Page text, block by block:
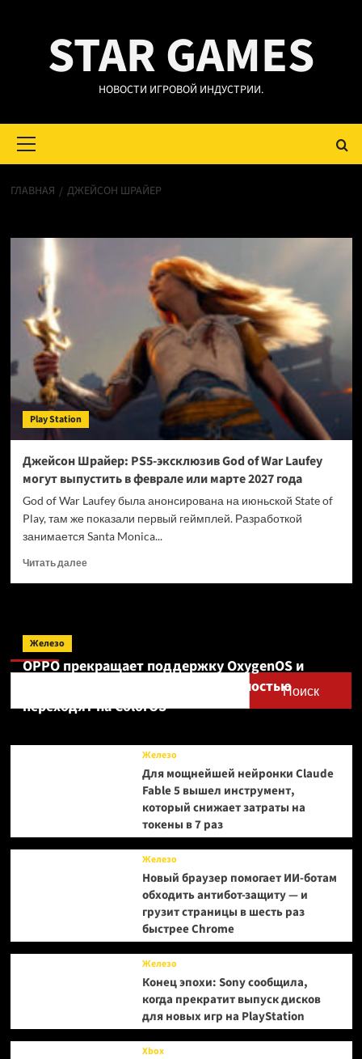
содержимомуSTAR GAMES
НОВОСТИ ИГРОВОЙ ИНДУСТРИИ.
меню
ГЛАВНАЯ ДЖЕЙСОН ШРАЙЕР
Play Station
Джейсон Шрайер: PS5-эксклюзив God of War Laufey
могут выпустить в феврале или марте 2027 года
God of War Laufey была анонсирована на июньской State of
Play, там же показали первый геймплей. Разработкой
занимается Santa Monica...
Читать далееПрочитать
God
Laufey
выпустить
года
Поиск
Поиск
Железо
OPPO прекращает поддержку OxygenOS и
Realme UI — OnePlus и realme полностью
переходят на ColorOS
Железо
Для мощнейшей нейронки Claude
Fable 5 вышел инструмент,
который снижает затраты на
токены в 7 раз
Железо
Новый браузер помогает ИИ-ботам
обходить антибот-защиту — и
грузит страницы в шесть раз
быстрее Chrome
Железо
Конец эпохи: Sony сообщила,
когда прекратит выпуск дисков
для новых игр на PlayStation
Xbox